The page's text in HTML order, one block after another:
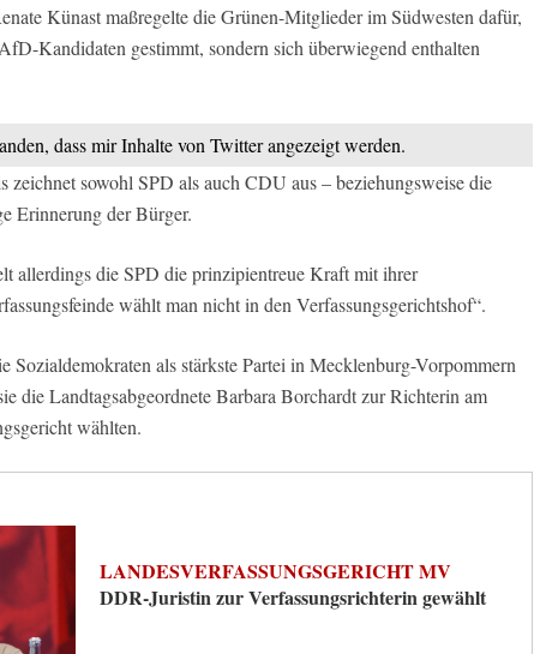
Künast maßregelte die Grünen-Mitglieder im Südwesten dafür,
Kandidaten gestimmt, sondern sich überwiegend enthalten
dass mir Inhalte von Twitter angezeigt werden.
zeichnet sowohl SPD als auch CDU aus – beziehungsweise die
Erinnerung der Bürger.
allerdings die SPD die prinzipientreue Kraft mit ihrer
wählt man nicht in den Verfassungsgerichtshof“.
Sozialdemokraten als stärkste Partei in Mecklenburg-Vorpommern
die Landtagsabgeordnete Barbara Borchardt zur Richterin am
wählten.
LANDESVERFASSUNGSGERICHT MV
DDR-Juristin zur Verfassungsrichterin gewählt